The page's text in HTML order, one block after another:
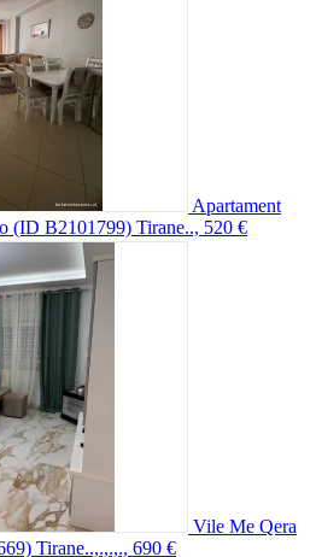
Apartament
(ID B2101799) Tirane.., 520 €
Vile Me Qera
Tirane..,.,.,., 690 €